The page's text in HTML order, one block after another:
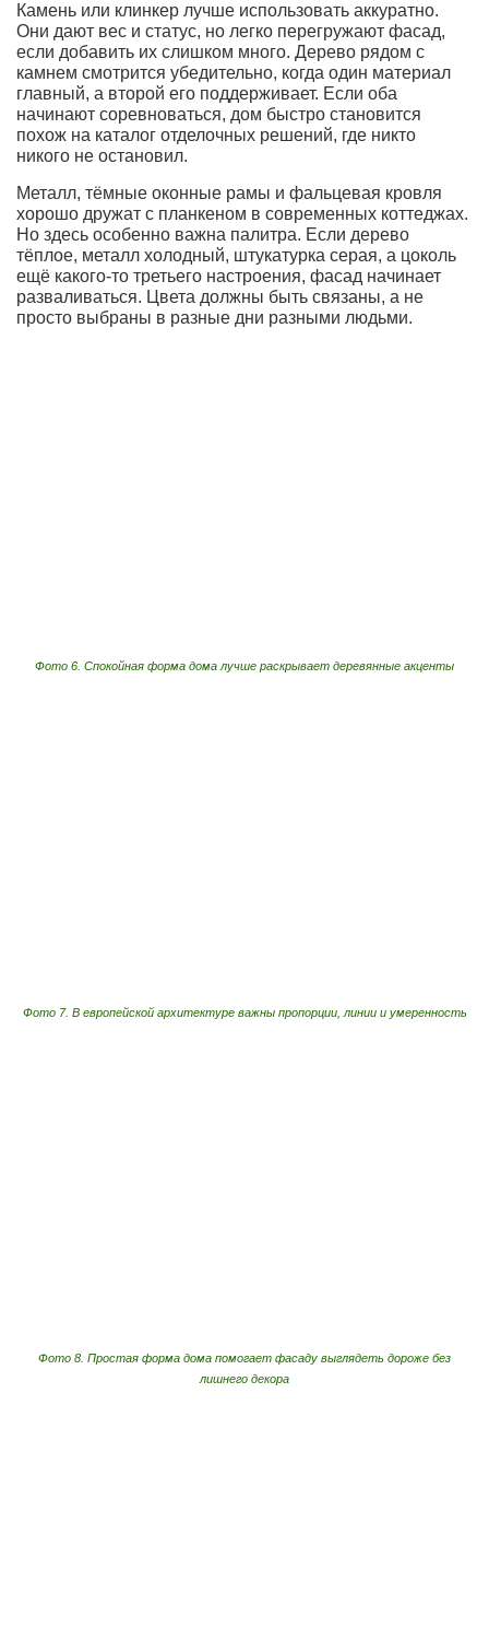
Камень или клинкер лучше использовать аккуратно.
Они дают вес и статус, но легко перегружают фасад,
если добавить их слишком много. Дерево рядом с
камнем смотрится убедительно, когда один материал
главный, а второй его поддерживает. Если оба
начинают соревноваться, дом быстро становится
похож на каталог отделочных решений, где никто
никого не остановил.
Металл, тёмные оконные рамы и фальцевая кровля
хорошо дружат с планкеном в современных коттеджах.
Но здесь особенно важна палитра. Если дерево
тёплое, металл холодный, штукатурка серая, а цоколь
ещё какого-то третьего настроения, фасад начинает
разваливаться. Цвета должны быть связаны, а не
просто выбраны в разные дни разными людьми.
Фото 6. Спокойная форма дома лучше раскрывает деревянные акценты
Фото 7. В европейской архитектуре важны пропорции, линии и умеренность
Фото 8. Простая форма дома помогает фасаду выглядеть дороже без
лишнего декора